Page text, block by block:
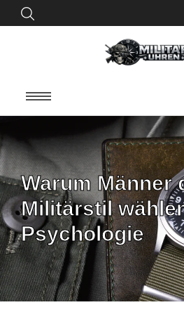
Warum Männer
Militärstil
Psychologie